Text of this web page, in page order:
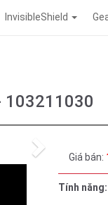
InvisibleShield
103211030
Next Giá bán:
Tính năng: